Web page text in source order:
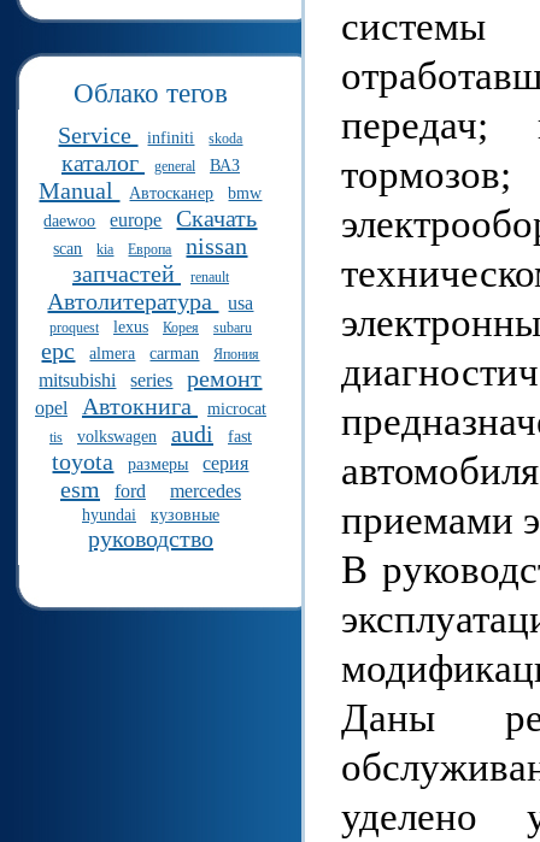
Облако тегов
Service infiniti skoda
каталог general ВАЗ
Manual Автосканер
bmw
daewoo
europe Скачать
scan kia Европа
nissan
запчастей
renault
Автолитература usa
proquest lexus Корея subaru
epc almera carman Япония
mitsubishi series ремонт
opel Автокнига microcat
tis volkswagen audi fast
toyota размеры серия
esm ford mercedes
hyundai кузовные
руководство
передач;
приемами
В
Даны
уделено